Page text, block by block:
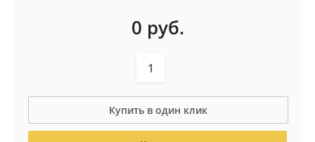
0 руб.
Купить в один клик